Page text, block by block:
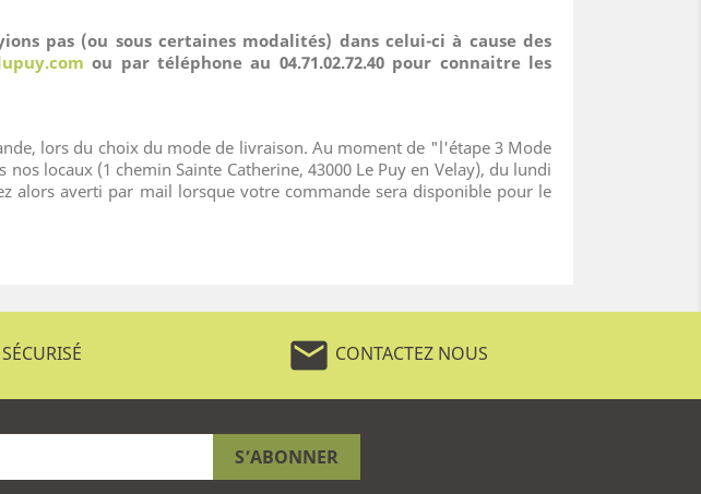
pas (ou sous certaines modalités) dans celui-ci à cause des
ou par téléphone au 04.71.02.72.40 pour connaitre les
lors du choix du mode de livraison. Au moment de "l'étape 3 Mode
locaux (1 chemin Sainte Catherine, 43000 Le Puy en Velay), du lundi
alors averti par mail lorsque votre commande sera disponible pour le
mail CONTACTEZ NOUS